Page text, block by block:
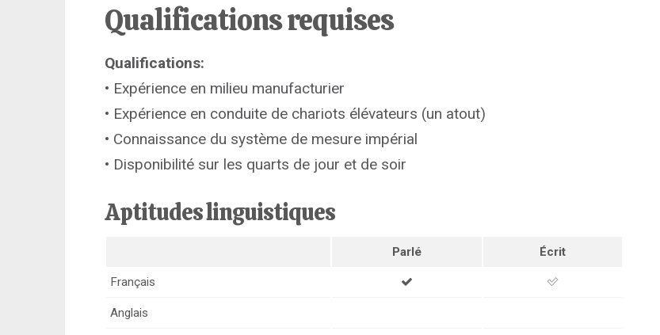
Qualifications requises
Qualifications:
• Expérience en milieu manufacturier
• Expérience en conduite de chariots élévateurs (un atout)
• Connaissance du système de mesure impérial
• Disponibilité sur les quarts de jour et de soir
Aptitudes linguistiques
Parlé Écrit
Français
Anglais